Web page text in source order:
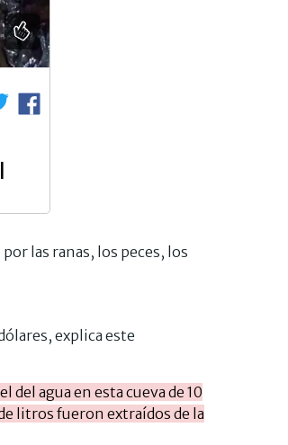
las ranas, los peces, los
explica este
agua en esta cueva de 10
litros fueron extraídos de la